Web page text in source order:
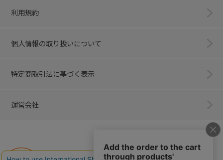
利用規約
個人情報の取り扱いについて
特定商取引法に基づく表示
運営会社